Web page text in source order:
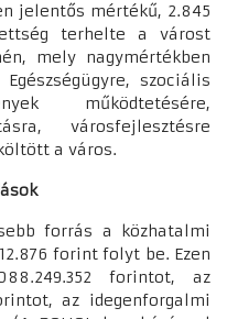
jelentős mértékű, 2.845
terhelte a várost
mely nagymértékben
szociális
működtetésére,
városfejlesztésre
a város.
forrás a közhatalmi
forint folyt be. Ezen
forintot, az
az idegenforgalmi